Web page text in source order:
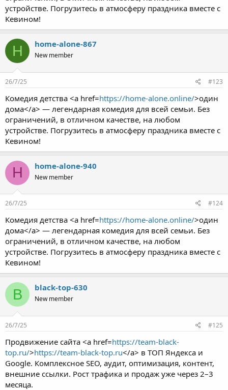
устройстве. Погрузитесь в атмосферу праздника вместе с
Кевином!
H home-alone-867
New member
26/7/25 #123
Комедия детства <a href=https://home-alone.online/>один
дома</a> — легендарная комедия для всей семьи. Без
ограничений, в отличном качестве, на любом
устройстве. Погрузитесь в атмосферу праздника вместе с
Кевином!
H home-alone-940
New member
26/7/25 #124
Комедия детства <a href=https://home-alone.online/>один
дома</a> — легендарная комедия для всей семьи. Без
ограничений, в отличном качестве, на любом
устройстве. Погрузитесь в атмосферу праздника вместе с
Кевином!
B black-top-630
New member
26/7/25 #125
Продвижение сайта <a href=https://team-black-
top.ru/>https://team-black-top.ru</a> в ТОП Яндекса и
Google. Комплексное SEO, аудит, оптимизация, контент,
внешние ссылки. Рост трафика и продаж уже через 2–3
месяца.